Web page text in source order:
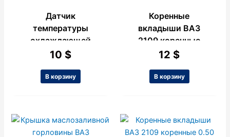
Датчик
температуры
охлаждающей
жидкости ВАЗ
10 $
В корзину
Коренные
вкладыши ВАЗ
2109 коренные
0.00
12 $
В корзину